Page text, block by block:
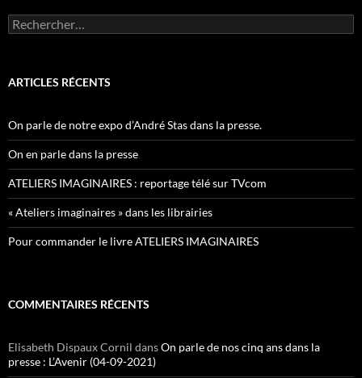
Rechercher :
ARTICLES RÉCENTS
On parle de notre expo d’André Stas dans la presse.
On en parle dans la presse
ATELIERS IMAGINAIRES : reportage télé sur TVcom
« Ateliers imaginaires » dans les librairies
Pour commander le livre ATELIERS IMAGINAIRES
COMMENTAIRES RÉCENTS
Elisabeth Dispaux Cornil dansOn parle de nos cinq ans dans la
presse : L’Avenir (04-09-2021)